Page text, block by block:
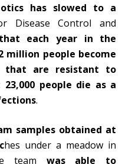
has slowed to a
Disease Control and
each year in the
million people become
that are resistant to
people die as a
.
samples obtained at
hes under a meadow in
team was able to